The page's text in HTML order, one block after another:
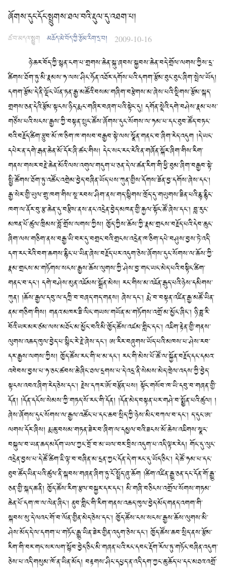
ཞོགས་དུང་དོང་སྤྲུགས་ཐལ་བའི་རྡུལ་དུ་འཐག་པ།
ཚ་བ་མདའ་སྨྱུག མཆོད་མེ་བོད་ཀྱི་རྩོམ་རིག་དྲ་བ། 2009-10-16
ཉེ་ཆར་བོད་ཀྱི་སྙན་ངག་པ་གྲགས་ཆེན་སྐུ་ཞབས་སྐྱབས་ཆེན་བདེ་གྲོལ་ལགས་ཀྱིས་དྲ་
ཚིགས་ཐོག་ཏུ་མི་རྣམས་ཧ་ལས་ཤིང་ཧོན་འཐོར་དགོས་པའི་དགག་རྩོམ་ཐུང་ཐུང་ཞིག་སྤེལ་ཡོད།
དགག་རྩོམ་དེ་ནི་ལྡོང་ཡོན་ཏན་རྒྱ་མཚོའི་བསམ་གཞིག་བརྩེགས་མ་ཞེས་པའི་སྡིགས་རྩོམ་སྐད་
གྲགས་ཅན་དེའི་རྩོམ་སྟངས་ཉིད་རྨང་གཞིར་བཞག་པའི་སྟེང་དུ། དགོན་སྡེའི་དགེ་བཤེས་རྣམ་པས་
གཙོས་པའི་སངས་རྒྱས་ཀྱི་བསྟན་སྲུང་ཚོས་ཞོགས་དུང་སོགས་ལ་ཧམ་པ་དང་ཐུབ་ཚོད་བཏང་
བའི་བརྗོད་ཚིག་རྩུབ་མོ་ཁ་ཅིག་ཁ་གསབ་བརྒྱབ་སྟེ་ལས་སྣོན་གནང་བ་ཞིག་རེད་འདུག །དེ་ཡང་
དཔེར་ན་དགེ་རྒན་ཆེན་མོ་དོར་ཞི་ཚང་གིས། དེང་སང་རང་རེའི་ན་གཞོན་སྐོར་ཞིག་གིས་རིག་
གནས་གསར་བརྗེ་ཆེན་མོའི་ལས་འགུལ་གདུག་པ་ཅན་དེ་ལ་ཚན་རིག་གི་ཕྱི་ཐུམ་ཞིག་བརྒྱབ་སྟེ་
སྤྱི་ཚོགས་ཐོག་ཏུ་འཚོང་འགྲེམ་བྱེད་བཞིན་ཡོད་པས་ཀུན་གྱིས་དོགས་ཟོན་བྱ་དགོས་ཞེས་དང༌།
རྒྱ་སེར་གྱི་ཡུལ་གྲུ་ཁག་གིས་སྔ་རབས་ཤིག་ནས་གད་སྙིགས་ཁྲོད་དུ་གཡུགས་ཟིན་པའི་རྙ་རྙིང་
ཁག་ལ་ནོར་བུ་རྩ་ཆེན་དུ་བརྩིས་ནས་ནང་འདྲེན་བྱེད་མཁན་གྱི་རྐྱལ་སྟོང་ཚོ་ཞེས་དང༌། བླ་རུང་
མཁན་པོ་ཚུལ་ཁྲིམས་བློ་གྲོས་ལགས་ཀྱིས། ཁྱོད་ཀྱིས་ཆོས་ཀྱི་རྣམ་གྲངས་བརྗོད་པའི་དེབ་ཆུང་
ཞིག་ལས་གཅིག་ནས་བརྒྱ་ཡི་བར་དུ་བགྲང་བའི་གྲངས་འདྲེན་ཁ་ཅིག་དཔེ་བཤུས་བྱས་ཏེ་འདི་
དག་རང་རེའི་བག་ཆགས་རྙིང་པ་ཡིན་ཞེས་བརྗོད་པར་འདུག་ཅེས་ཞོགས་དུང་སོགས་ལ་ཆོས་ཀྱི་
རྣམ་གྲངས་མ་གཏོགས་སངས་རྒྱས་ཆོས་ལུགས་ཀྱི་ཤེས་བྱ་གང་ཡང་མེད་པའི་བསྟིང་ཚིག་
གནང་བ་དང༌། དགེ་བཤེས་མུན་འཇོམས་སྒྲོན་མེས། རང་གིས་མ་འཇོན་རྒུད་པའི་ཉེས་དམིགས་
ཀུན། །ཆོས་རྒྱལ་དབུ་ལ་དཀྲི་བ་བཞད་གད་གནས། ཞེས་དང༌། རྨེ་བ་བསྟན་འཛིན་རྒྱ་མཚོ་ཡིན་
ནམ་གཅིག་གིས། གནའ་མཁར་ཟི་ལིང་གཡས་གཡོན་མ་གཏོགས་འགྲོ་མ་མྱོང་ཞིང༌། ཉི་ཟླ་རི་
བོའི་ཡར་མར་ཙམ་ལས་མཐོང་མ་མྱོང་བའི་མི་ཁྱོད་ཚོས་འཛམ་གླིང་དང༌། འཇིག་རྟེན་གྱི་གནས་
ལུགས་འཆད་ཁུལ་བྱེད་པ་སྙིང་རེ་རྗེ་ཞེས་དང༌། ཨ་རིར་བཞུགས་ཡོད་པའི་མཁས་པ་ཤེས་རབ་
དར་རྒྱས་ལགས་ཀྱིས། ཁྱོད་ཚོས་རང་གི་ཕ་མ་དང༌། རང་གི་མེས་པོ་ཚོ་ལ་སྐྱོན་བརྗོད་དང་དམའ་
འབེབས་བྱས་པ་ཧ་ཅང་ཚབས་ཆེ་ཞིང་ཐལ་དྲགས་པ་དེ་འདྲ་ནི་སེམས་མེད་ཁྲེལ་འདས་ཀྱི་བྱེད་
སྟངས་འབའ་ཞིག་རེད་ཅེས་དང༌། རྗེས་དཀར་ཨོ་བརྩོན་པས། སྟོང་གསོབ་ཁ་ཡི་དབུ་བ་གཞན་གྱི་
དོན། །དོན་དངོས་སེམས་ཀྱི་གཏད་སོ་རང་གི་དོན། །དོན་མེད་བསྟན་པར་གཤེ་བ་སྨྱོན་པའི་ཚུལ། །
ཞེས་ཞོགས་དུང་སོགས་ལ་རྒྱལ་འཚོང་པ་དང་ཆབ་སྲིད་ཀྱི་ཉེས་མིང་བཀལ་བ་དང༌། ད་དུང་ཨ་
ལགས་དོར་ཞིས། རྨ་ཆུ་བསམ་གཏན་ཟེར་བ་ཞིག་ལ་དམྱལ་བའི་ཟངས་མོ་ཆེས་འཇིགས་སྣང་
བསྐུལ་བ་ཡན་ཆད་མདོག་ཡལ་ཀྱང་བྲོ་བ་མ་ཡལ་བར་བྲིས་འདུག་པ་འདི་ལྟར་རེད། གོང་དུ་ལུང་
འདྲེན་བྱས་པ་དེ་ཚོ་ཚིག་ཇི་ལྟ་བ་བཞིན་མ་དྲན་ཀྱང་དོན་དེ་ག་རང་དུ་ཡོད་ཅིང༌། དེ་ཚོ་ཧམ་པ་དང་
ཐུབ་ཚོད་ཡིན་པའི་ཚུལ་ནི་སྐབས་གཞན་ཞིག་ཏུ་ངོ་སྤྲོད་ཞུ་ཆོག །ཚིག་འཛིན་རྒྱུ་ཅན་དང་དོན་གོ་རྒྱུ་
ཅན་གྱི་སྐད་ཆ་ནི། ཁྱོད་ཚོས་རིག་རྩལ་བསྐྱར་དར་དང༌། མི་གཞི་བཅིངས་འགྲོལ་སོགས་གཏམ་
ཆེན་པོ་དག་ཁ་ལ་ལེན་ཞིང༌། ནུབ་གླིང་གི་རིག་གནས་འཆད་ཁུལ་བྱེད་མོད་གནད་འགག་གི་
སྐབས་སུ་དེ་ལའང་གོ་བ་ལོན་གྱིན་མེད་ཅེས་དང༌། ཁྱོད་ཚོས་ངས་སངས་རྒྱས་ཆོས་ལུགས་མི་
ཤེས་མོད་དེ་ལ་དགག་པ་གཏོང་རྒྱུ་ཡིན་ཟེར་གྱིན་འདུག་ཅེས་དང༌། ཁྱོད་ཚོས་ཆབ་སྲིད་ནས་རྩོམ་
རིག་གི་བར་གང་སར་ལག་སྙོབ་བྱེད་ཅིང་མི་གཞན་པའི་རང་དབང་རྡོག་རོལ་ཏུ་གཏོང་བཞིན་འདུག་
ཅེས་པ་འདི་གསུམ་ཁོ་ན་ཡིན་མོད། བརྟགས་ཤིང་དཔྱད་ན་འདི་དག་ཀྱང་ཆུ་ཆོད་པ་དང་མཐའ་འགྲོ་